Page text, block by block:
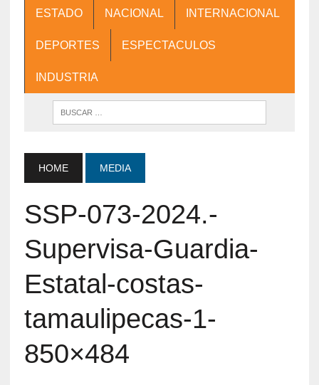
ESTADO NACIONAL INTERNACIONAL
DEPORTES ESPECTACULOS
INDUSTRIA
HOME MEDIA
SSP-073-2024.-
Supervisa-Guardia-
Estatal-costas-
tamaulipecas-1-
850×484